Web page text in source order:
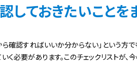
しておきたいことを
確認すればいいか分からない」という方
必要があります。このチェックリストが